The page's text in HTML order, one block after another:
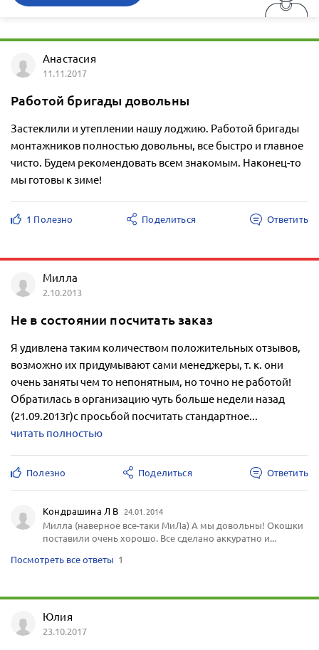
Анастасия
11.11.2017
Работой бригады довольны
Застеклили и утеплении нашу лоджию. Работой бригады
монтажников полностью довольны, все быстро и главное
чисто. Будем рекомендовать всем знакомым. Наконец-то
мы готовы к зиме!
1 Полезно Поделиться Ответить
Милла
2.10.2013
Не в состоянии посчитать заказ
Я удивлена таким количеством положительных отзывов,
возможно их придумывают сами менеджеры, т. к. они
очень заняты чем то непонятным, но точно не работой!
Обратилась в организацию чуть больше недели назад
(21.09.2013г)с просьбой посчитать стандартное...
читать полностью
Полезно Поделиться Ответить
Кондрашина Л В 24.01.2014
Милла (наверное все-таки МиЛа) А мы довольны! Окошки
поставили очень хорошо. Все сделано аккуратно и...
Посмотреть все ответы 1
Юлия
23.10.2017